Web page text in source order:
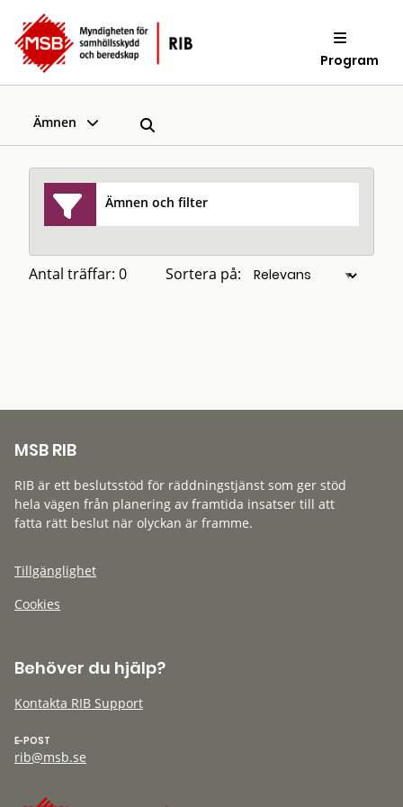
Program
Ämnen
Ämnen och filter
Antal träffar: 0 Sortera på:
MSB RIB
RIB är ett beslutsstöd för räddningstjänst som ger stöd
hela vägen från planering av framtida insatser till att
fatta rätt beslut när olyckan är framme.
Tillgänglighet
Cookies
Behöver du hjälp?
Kontakta RIB Support
E-POST
rib@msb.se